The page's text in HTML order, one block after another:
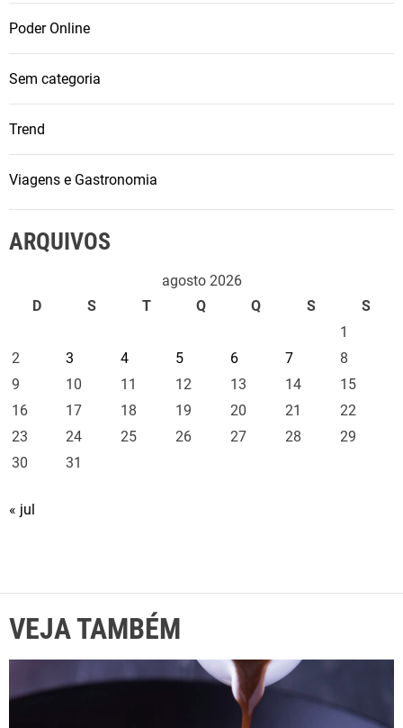
Poder Online
Sem categoria
Trend
Viagens e Gastronomia
ARQUIVOS
agosto 2026
D
S T Q Q S
S
1
2
3 4 5 6 7
8
9
10 11 12 13 14
15
16
17 18 19 20 21
22
23
24 25 26 27 28
29
30
31
« jul
VEJA TAMBÉM